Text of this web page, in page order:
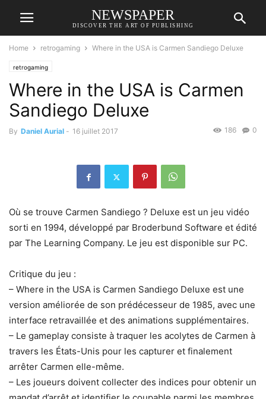
NEWSPAPER
DISCOVER THE ART OF PUBLISHING
Home retrogaming Where in the USA is Carmen Sandiego Deluxe
retrogaming
Where in the USA is Carmen
Sandiego Deluxe
By Daniel Aurial - 16 juillet 2017 0
186
Où se trouve Carmen Sandiego ? Deluxe est un jeu vidéo
sorti en 1994, développé par Broderbund Software et édité
par The Learning Company. Le jeu est disponible sur PC.
Critique du jeu :
– Where in the USA is Carmen Sandiego Deluxe est une
version améliorée de son prédécesseur de 1985, avec une
interface retravaillée et des animations supplémentaires.
– Le gameplay consiste à traquer les acolytes de Carmen à
travers les États-Unis pour les capturer et finalement
arrêter Carmen elle-même.
– Les joueurs doivent collecter des indices pour obtenir un